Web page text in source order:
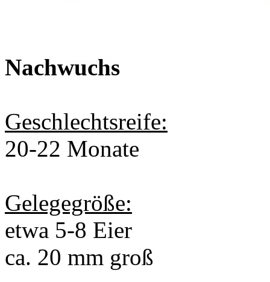
Nachwuchs
Geschlechtsreife:
20-22 Monate
Gelegegröße:
etwa 5-8 Eier
ca. 20 mm groß